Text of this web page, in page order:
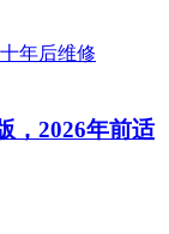
，2026年前适